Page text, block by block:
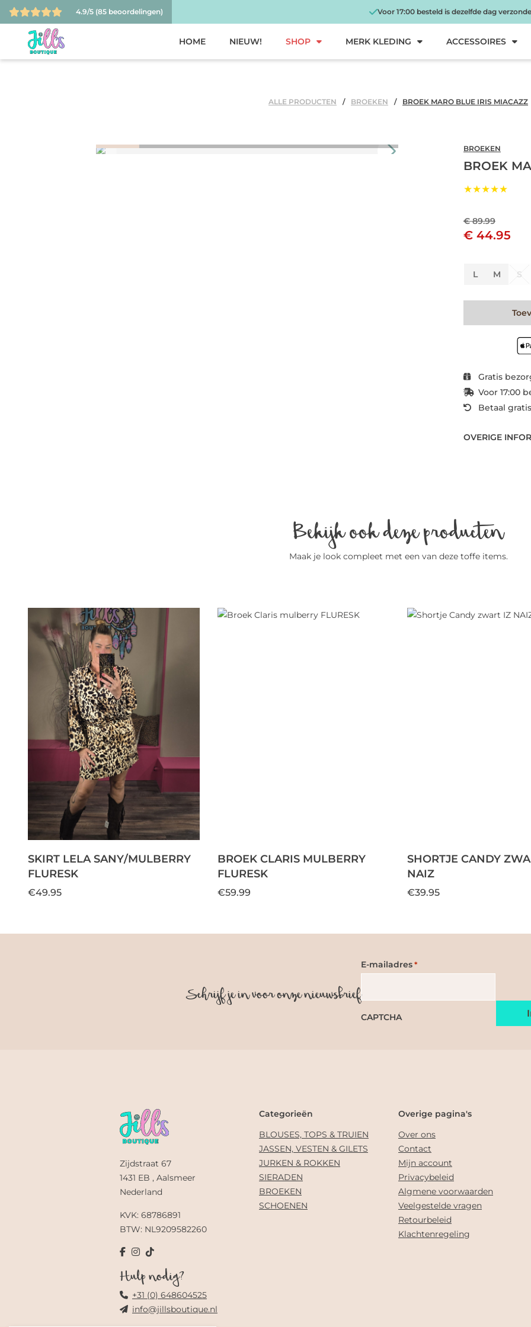
4.9/5 (85 beoordelingen) Voor 17:00 besteld is dezelfde dag
HOME NIEUW! SHOP MERK KLEDING ACCESSOIRES
ALLE PRODUCTEN BROEKEN BROEK MARO BLUE IRIS MIACAZZ
BROEKEN
BROEK
★★★★★
€ 89.99
€ 44.95
L M S
Gratis
Voor 17:00
Betaal
OVERIGE
Bekijk ook deze producten
Maak je look compleet met een van deze toffe items.
SKIRT LELA SANY/MULBERRY
FLURESK
€49.95
BROEK CLARIS MULBERRY
FLURESK
€59.99
SHORTJE CANDY
NAIZ
€39.95
Schrijf je in voor onze nieuwsbrief
E-mailadres *
CAPTCHA
Zijdstraat 67
1431 EB , Aalsmeer
Nederland
KVK: 68786891
BTW: NL9209582260
Hulp nodig?
+31 (0) 648604525
info@jillsboutique.nl
Categorieën
BLOUSES, TOPS & TRUIEN
JASSEN, VESTEN & GILETS
JURKEN & ROKKEN
SIERADEN
BROEKEN
SCHOENEN
Overige pagina's
Over ons
Contact
Mijn account
Privacybeleid
Algmene voorwaarden
Veelgestelde vragen
Retourbeleid
Klachtenregeling